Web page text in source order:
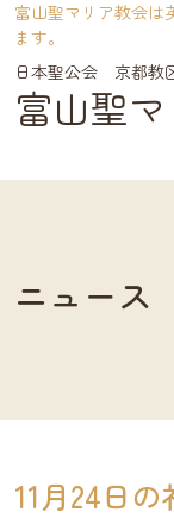
富山聖マリア教会は
ます。
メインナビ
富山聖
ニュース
11月24日の